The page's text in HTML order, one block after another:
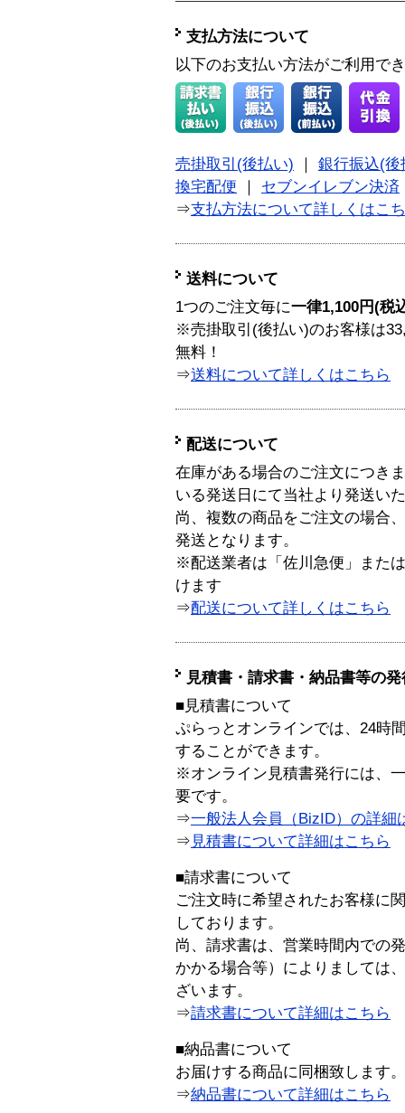
支払方法について
以下のお支払い方法がご利用で
売掛取引(後払い)
銀行振込(後
換宅配便
セブンイレブン決済
⇒支払方法について詳しくはこ
送料について
1つのご注文毎に一律1,100円(税
※売掛取引(後払い)のお客様は
無料！
⇒送料について詳しくはこちら
配送について
在庫がある場合のご注文につき
いる発送日にて当社より発送い
尚、複数の商品をご注文の場合
発送となります。
※配送業者は「佐川急便」また
けます
⇒配送について詳しくはこちら
見積書・請求書・納品書等の
■見積書について
ぷらっとオンラインでは、24時
することができます。
※オンライン見積書発行には、
要です。
⇒一般法人会員（BizID）の詳細
⇒ 見積書について詳細はこちら
■請求書について
ご注文時に希望されたお客様に
しております。
尚、請求書は、営業時間内での
かかる場合等）によりましては
ざいます。
⇒請求書について詳細はこちら
■納品書について
お届けする商品に同梱致します。
⇒納品書について詳細はこちら